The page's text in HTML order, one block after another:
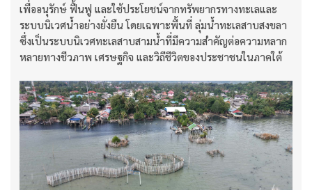
เพื่ออนุรักษ์ ฟื้นฟู และใช้ประโยชน์จากทรัพยากรทางทะเลและ
ระบบนิเวศน้ำอย่างยั่งยืน โดยเฉพาะพื้นที่ ลุ่มน้ำทะเลสาบสงขลา
ซึ่งเป็นระบบนิเวศทะเลสาบสามน้ำที่มีความสำคัญต่อความหลาก
หลายทางชีวภาพ เศรษฐกิจ และวิถีชีวิตของประชาชนในภาคใต้